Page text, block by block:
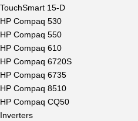
TouchSmart 15-D
HP Compaq 530
HP Compaq 550
HP Compaq 610
HP Compaq 6720S
HP Compaq 6735
HP Compaq 8510
HP Compaq CQ50
Inverters